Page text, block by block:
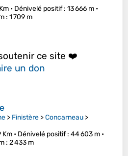
• Dénivelé positif: 13 666 m •
: 1 709 m
ce site ❤️
un don
> Finistère >Concarneau >
Km • Dénivelé positif: 44 603 m •
: 2 433 m